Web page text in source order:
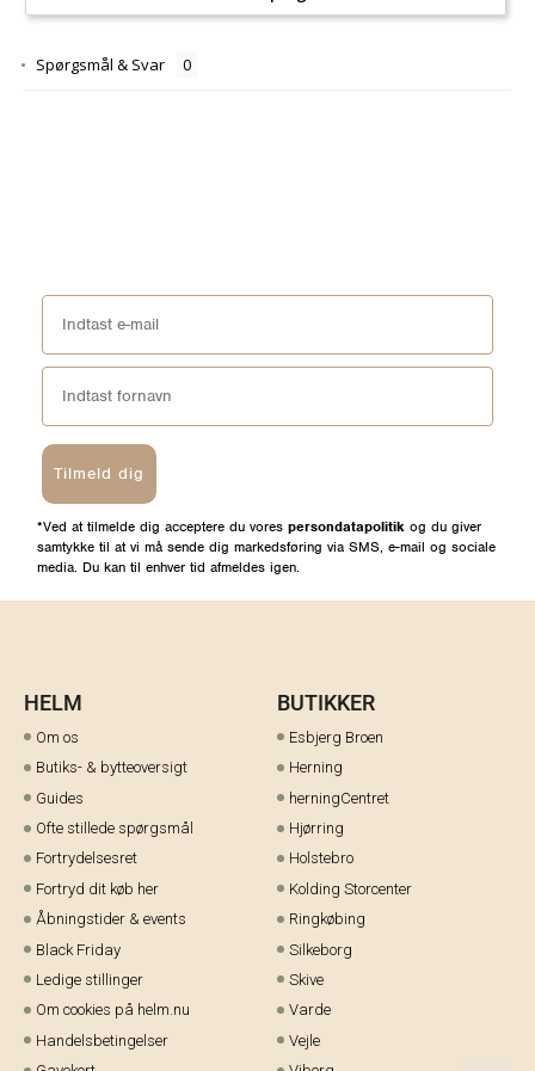
Spørgsmål & Svar
Tilmeld dig
*Ved at tilmelde dig acceptere du vores persondatapolitik og du giver
samtykke til at vi må sende dig markedsføring via SMS, e-mail og sociale
media. Du kan til enhver tid afmeldes igen.
HELM
Om os
Butiks- & bytteoversigt
Guides
Ofte stillede spørgsmål
Fortrydelsesret
Fortryd dit køb her
Åbningstider & events
Black Friday
Ledige stillinger
Om cookies på helm.nu
Handelsbetingelser
BUTIKKER
Esbjerg Broen
Herning
herningCentret
Hjørring
Holstebro
Kolding Storcenter
Ringkøbing
Silkeborg
Skive
Varde
Vejle